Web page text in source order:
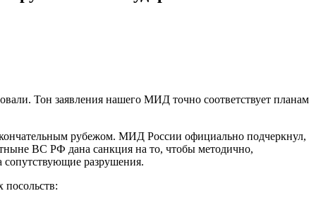
Тон заявления нашего МИД точно соответствует планам
рубежом. МИД России официально подчеркнул,
ВС РФ дана санкция на то, чтобы методично,
сопутствующие разрушения.